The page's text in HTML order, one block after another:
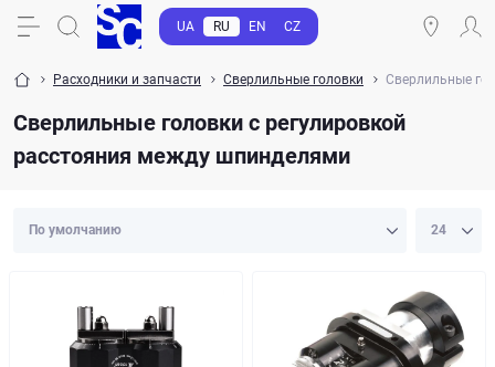
UA RU EN CZ
Расходники и запчасти Сверлильные головки Сверлильные
Сверлильные головки с регулировкой
расстояния между шпинделями